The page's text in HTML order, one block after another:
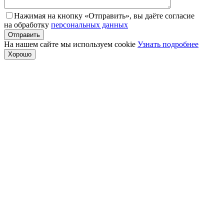
Нажимая на кнопку «Отправить», вы даёте согласие
на обработку персональных данных
На нашем сайте мы используем cookie Узнать подробнее
Хорошо